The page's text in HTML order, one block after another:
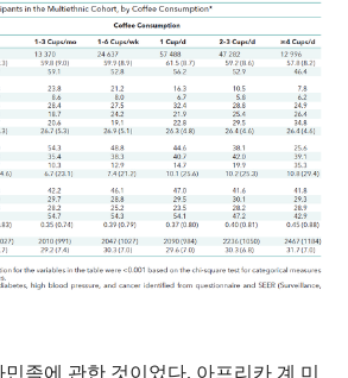
족에 관한 것이었다. 아프리카 계 미